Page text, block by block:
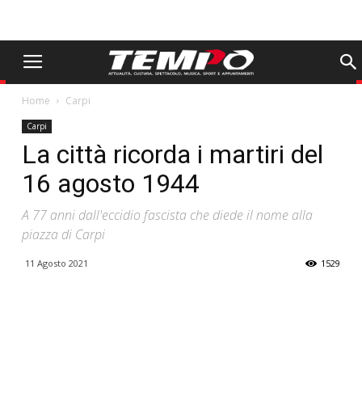
Home Carpi
Carpi
La città ricorda i martiri del
16 agosto 1944
A 77 anni dall'eccidio fascista che diede il nome alla
piazza di Carpi
11 Agosto 2021 1529